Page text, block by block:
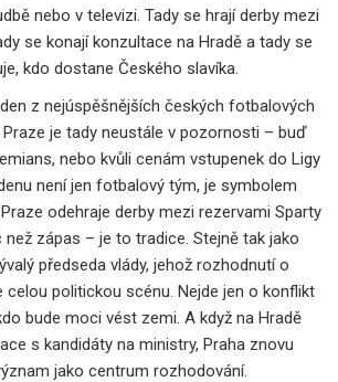
nebo v televizi. Tady se hrají derby mezi
se konají konzultace na Hradě a tady se
kdo dostane Českého slavíka.
z nejúspěšnějších českých fotbalových
je tady neustále v pozornosti – buď
nebo kvůli cenám vstupenek do Ligy
není jen fotbalový tým, je symbolem
odehraje derby mezi rezervami Sparty
než zápas – je to tradice. Stejně tak jako
předseda vlády, jehož rozhodnutí o
celou politickou scénu. Nejde jen o konflikt
bude moci vést zemi. A když na Hradě
s kandidáty na ministry, Praha znovu
jako centrum rozhodování.